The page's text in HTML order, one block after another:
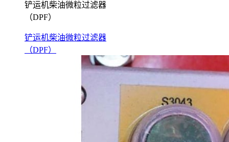
铲运机柴油微粒过滤器
（DPF）
铲运机柴油微粒过滤器
（DPF）